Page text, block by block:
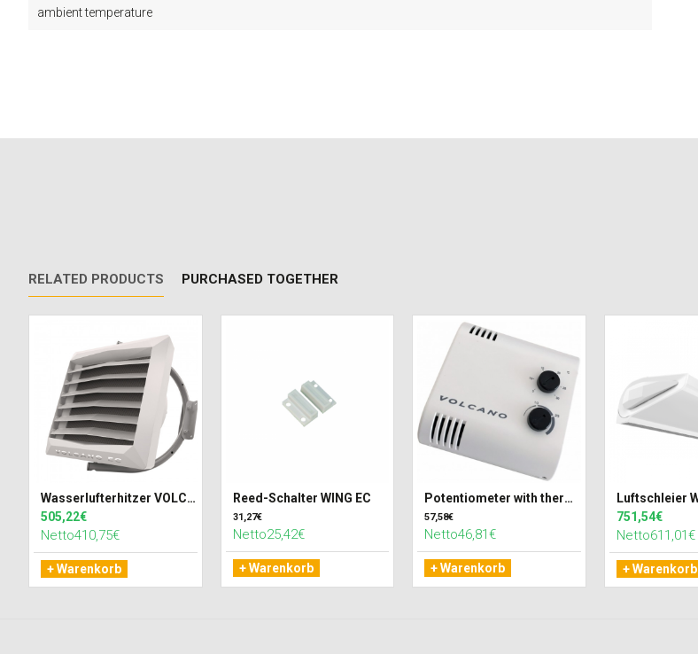
ambient temperature
RELATED PRODUCTS PURCHASED TOGETHER
Wasserlufterhitzer VOLCANO VR MINI EC (20kW)
505,22€
Netto410,75€
+ Warenkorb
Reed-Schalter WING EC
31,27€
Netto25,42€
+ Warenkorb
Potentiometer with thermostat VR EC
57,58€
Netto46,81€
+ Warenkorb
751,54€
Netto611,01€
+ Warenkorb